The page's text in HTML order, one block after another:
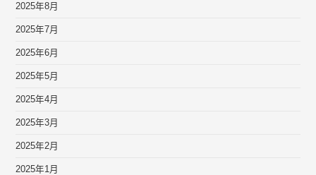
2025年8月
2025年7月
2025年6月
2025年5月
2025年4月
2025年3月
2025年2月
2025年1月